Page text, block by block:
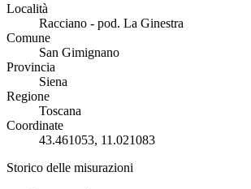
Località
Racciano - pod. La Ginestra
Comune
San Gimignano
Provincia
Siena
Regione
Toscana
Coordinate
43.461053, 11.021083
Storico delle misurazioni